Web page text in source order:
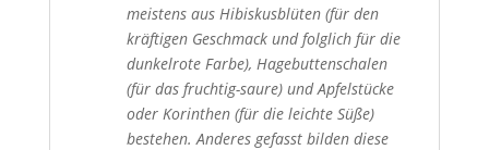
meistens aus Hibiskusblüten (für den
kräftigen Geschmack und folglich für die
dunkelrote Farbe), Hagebuttenschalen
(für das fruchtig-saure) und Apfelstücke
oder Korinthen (für die leichte Süße)
bestehen. Anderes gefasst bilden diese